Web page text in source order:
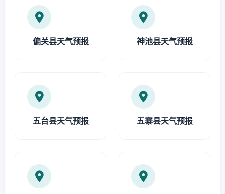
偏关县天气预报 神池县天气预报
五台县天气预报 五寨县天气预报